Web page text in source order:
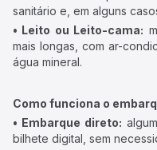
sanitário e, em alguns
• Leito ou Leito-cama:
mais longas, com ar-
água mineral.
Como funciona o
• Embarque direto:
bilhete digital, sem